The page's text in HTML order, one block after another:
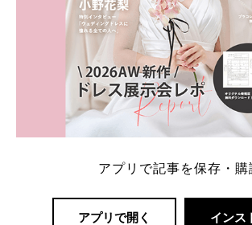
アプリで記事を保存・購
アプリで開く インス